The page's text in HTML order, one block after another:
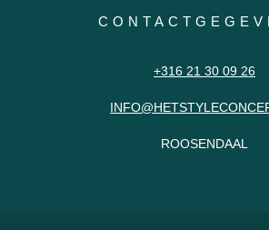
+316 21 30 09 26
ROOSENDAAL